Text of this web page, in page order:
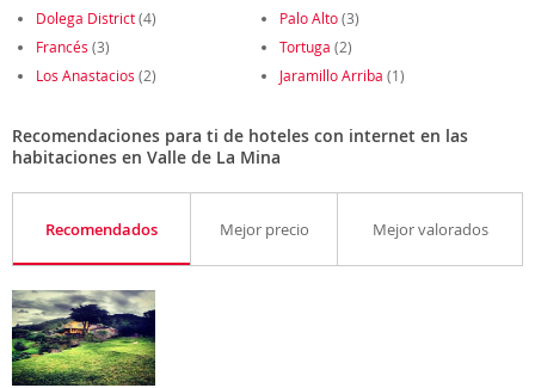
Dolega District(4) Palo Alto(3)
Francés (3) Tortuga (2)
Los Anastacios (2) Jaramillo Arriba (1)
Recomendaciones para ti de hoteles con internet en las
habitaciones en Valle de La Mina
Recomendados Mejor precio Mejor valorados